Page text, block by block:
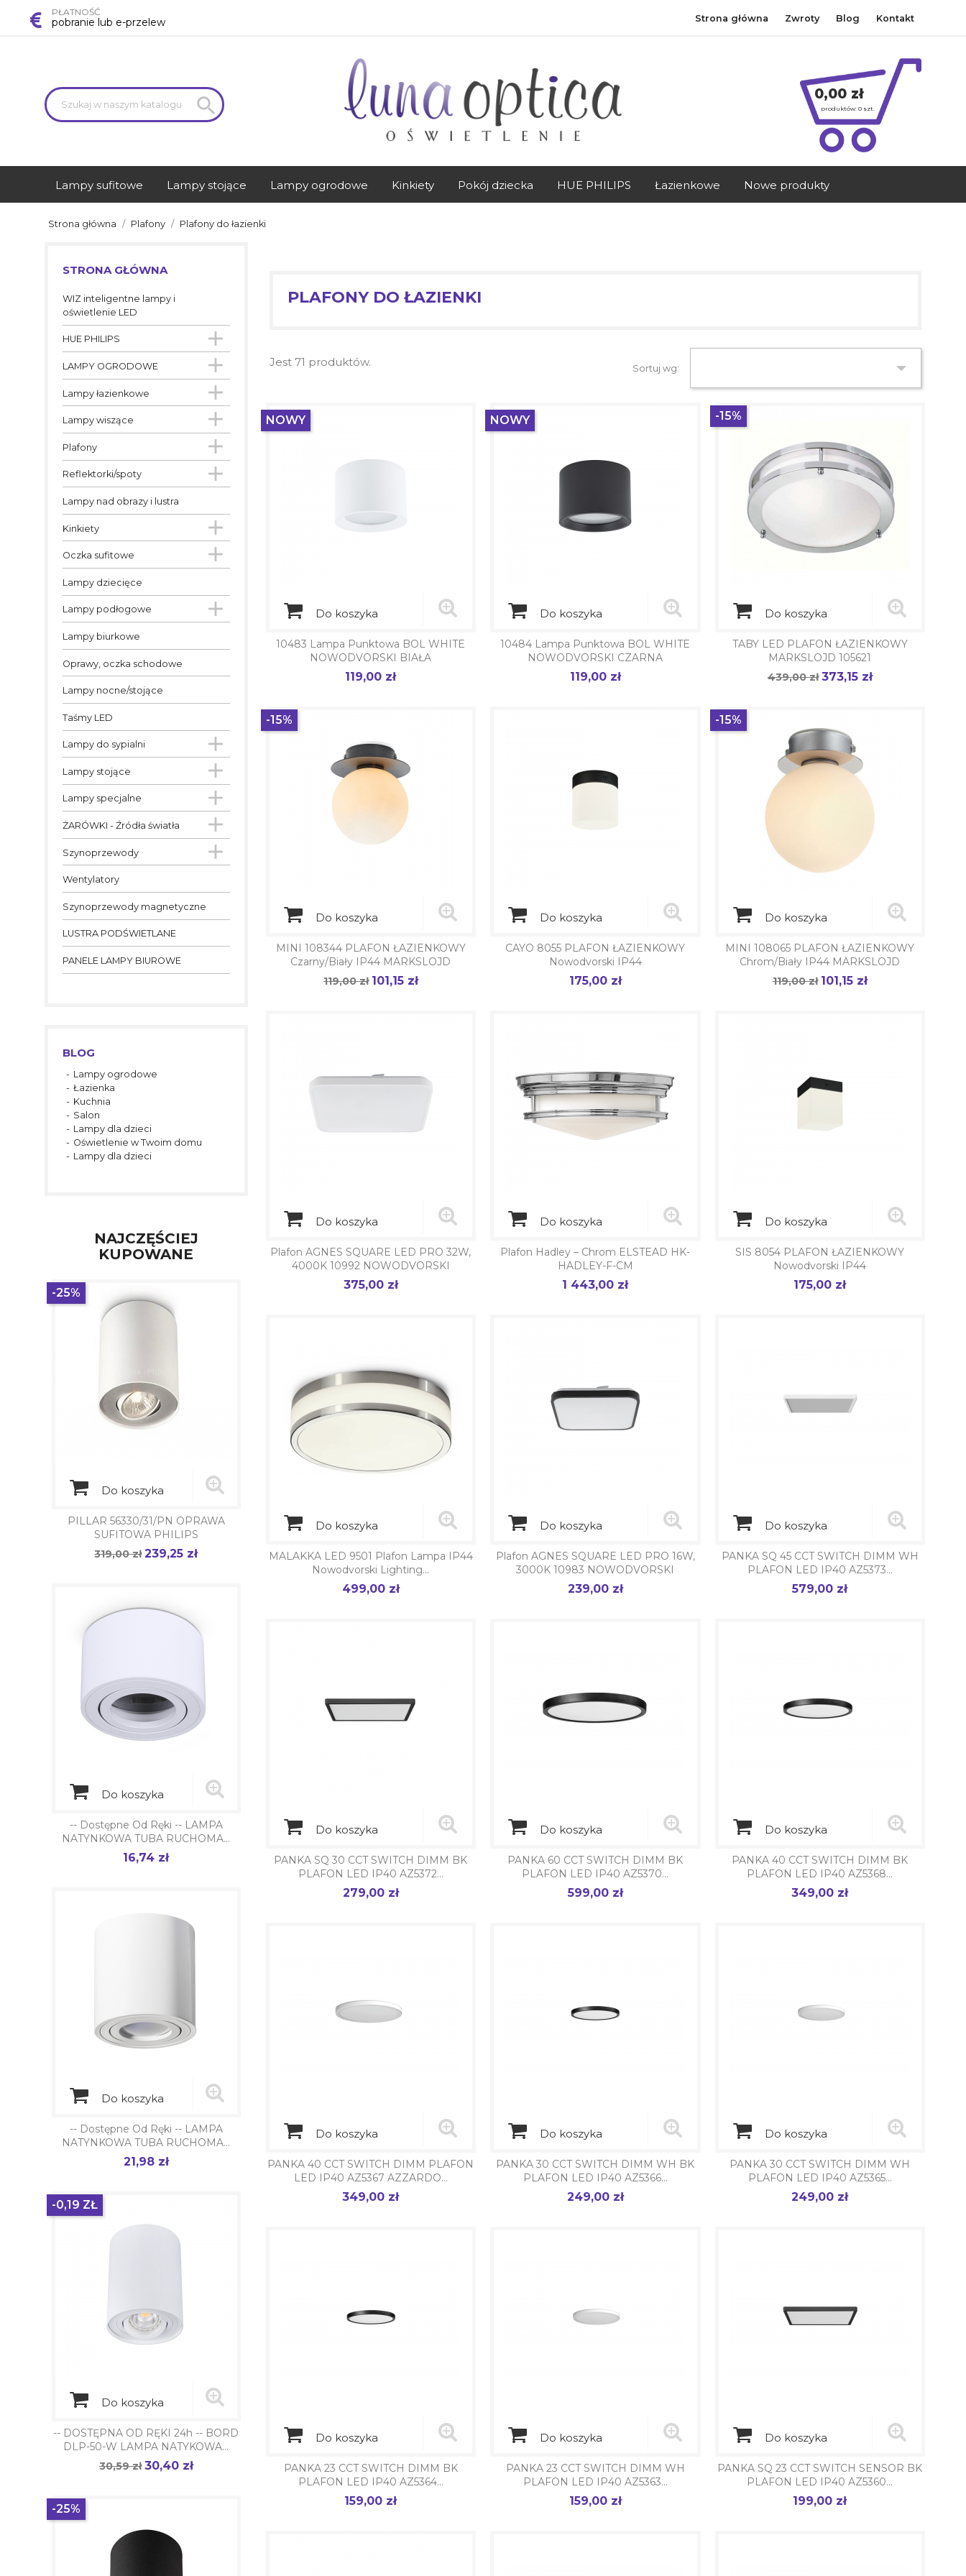
PŁATNOŚĆ
pobranie lub e-przelew Strona główna Zwroty Blog Kontakt
 0,00 zł
produktów: 0szt.
Lampy sufitowe Lampy stojące Lampy ogrodowe Kinkiety Pokój dziecka HUE PHILIPS Łazienkowe Nowe produkty
Strona główna Plafony Plafony do łazienki
STRONA GŁÓWNA
WIZ inteligentne lampy i
oświetlenie LED
HUE PHILIPS 
LAMPY OGRODOWE 
Lampy łazienkowe 
Lampy wiszące 
Plafony 
Reflektorki/spoty 
Lampy nad obrazy i lustra
Kinkiety 
Oczka sufitowe 
Lampy dziecięce
Lampy podłogowe 
Lampy biurkowe
Oprawy, oczka schodowe
Lampy nocne/stojące
Taśmy LED
Lampy do sypialni 
Lampy stojące 
Lampy specjalne 
ŻARÓWKI - Źródła światła 
Szynoprzewody 
Wentylatory
Szynoprzewody magnetyczne
LUSTRA PODŚWIETLANE
PANELE LAMPY BIUROWE
BLOG
Lampy ogrodowe
Łazienka
Kuchnia
Salon
Lampy dla dzieci
Oświetlenie w Twoim domu
Lampy dla dzieci
NAJCZĘŚCIEJ
KUPOWANE
Do koszyka
PILLAR 56330/31/PN OPRAWA
SUFITOWA PHILIPS
Cena
319,00 zł
-25%
Cena
239,25 zł
Do koszyka
-- Dostępne Od Ręki -- LAMPA
NATYNKOWA TUBA RUCHOMA...
Cena
16,74 zł
Do koszyka
-- Dostępne Od Ręki -- LAMPA
NATYNKOWA TUBA RUCHOMA...
Cena
21,98 zł
Do koszyka
-- DOSTĘPNA OD RĘKI 24h -- BORD
DLP-50-W LAMPA NATYKOWA...
Cena
30,59 zł
-0,19 ZŁ
Cena
30,40 zł
-25%
PLAFONY DO ŁAZIENKI
Jest 71 produktów. Sortuj wg: 
Do koszyka
10483 Lampa Punktowa BOL WHITE
NOWODVORSKI BIAŁA
Cena
119,00 zł
NOWY
Do koszyka
10484 Lampa Punktowa BOL WHITE
NOWODVORSKI CZARNA
Cena
119,00 zł
NOWY
Do koszyka
TABY LED PLAFON ŁAZIENKOWY
MARKSLOJD 105621
Cena
439,00 zł
-15%
Cena
373,15 zł
Do koszyka
MINI 108344 PLAFON ŁAZIENKOWY
Czarny/Biały IP44 MARKSLOJD
Cena
119,00 zł
-15%
Cena
101,15 zł
Do koszyka
CAYO 8055 PLAFON ŁAZIENKOWY
Nowodvorski IP44
Cena
175,00 zł
Do koszyka
MINI 108065 PLAFON ŁAZIENKOWY
Chrom/Biały IP44 MARKSLOJD
Cena
119,00 zł
-15%
Cena
101,15 zł
Do koszyka
Plafon AGNES SQUARE LED PRO 32W,
4000K 10992 NOWODVORSKI
Cena
375,00 zł
Do koszyka
Plafon Hadley – Chrom ELSTEAD HK-
HADLEY-F-CM
Cena
1 443,00 zł
Do koszyka
SIS 8054 PLAFON ŁAZIENKOWY
Nowodvorski IP44
Cena
175,00 zł
Do koszyka
MALAKKA LED 9501 Plafon Lampa IP44
Nowodvorski Lighting...
Cena
499,00 zł
Do koszyka
Plafon AGNES SQUARE LED PRO 16W,
3000K 10983 NOWODVORSKI
Cena
239,00 zł
Do koszyka
PANKA SQ 45 CCT SWITCH DIMM WH
PLAFON LED IP40 AZ5373...
Cena
579,00 zł
Do koszyka
PANKA SQ 30 CCT SWITCH DIMM BK
PLAFON LED IP40 AZ5372...
Cena
279,00 zł
Do koszyka
PANKA 60 CCT SWITCH DIMM BK
PLAFON LED IP40 AZ5370...
Cena
599,00 zł
Do koszyka
PANKA 40 CCT SWITCH DIMM BK
PLAFON LED IP40 AZ5368...
Cena
349,00 zł
Do koszyka
PANKA 40 CCT SWITCH DIMM PLAFON
LED IP40 AZ5367 AZZARDO...
Cena
349,00 zł
Do koszyka
PANKA 30 CCT SWITCH DIMM WH BK
PLAFON LED IP40 AZ5366...
Cena
249,00 zł
Do koszyka
PANKA 30 CCT SWITCH DIMM WH
PLAFON LED IP40 AZ5365...
Cena
249,00 zł
Do koszyka
PANKA 23 CCT SWITCH DIMM BK
PLAFON LED IP40 AZ5364...
Cena
159,00 zł
Do koszyka
PANKA 23 CCT SWITCH DIMM WH
PLAFON LED IP40 AZ5363...
Cena
159,00 zł
Do koszyka
PANKA SQ 23 CCT SWITCH SENSOR BK
PLAFON LED IP40 AZ5360...
Cena
199,00 zł